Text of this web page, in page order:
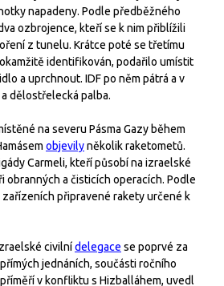
napadeny. Podle předběžného
ozbrojence, kteří se k nim přiblížili
z tunelu. Krátce poté se třetímu
identifikován, podařilo umístit
a uprchnout. IDF po něm pátrá a v
dělostřelecká palba.
na severu Pásma Gazy během
objevilyněkolik raketometů.
Carmeli, kteří působí na izraelské
obranných a čisticích operacích. Podle
zařízeních připravené rakety určené k
civilnídelegace se poprvé za
jednáních, součásti ročního
v konfliktu s Hizballáhem, uvedl